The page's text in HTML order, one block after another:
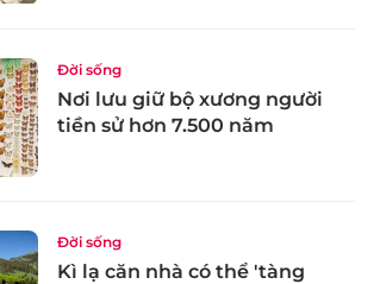
Đời sống
Nơi lưu giữ bộ xương người
tiền sử hơn 7.500 năm
Đời sống
Kì lạ căn nhà có thể 'tàng